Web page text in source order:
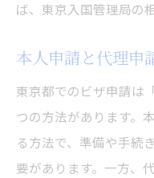
ば、東京入国管理局の
本人申請と代理申
東京都でのビザ申請は
つの方法があります。
る方法で、準備や手続
要があります。一方、